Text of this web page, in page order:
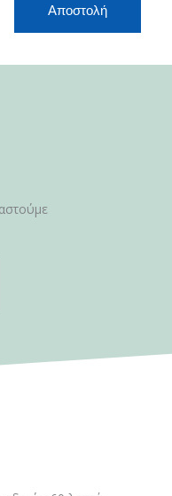
Αποστολή